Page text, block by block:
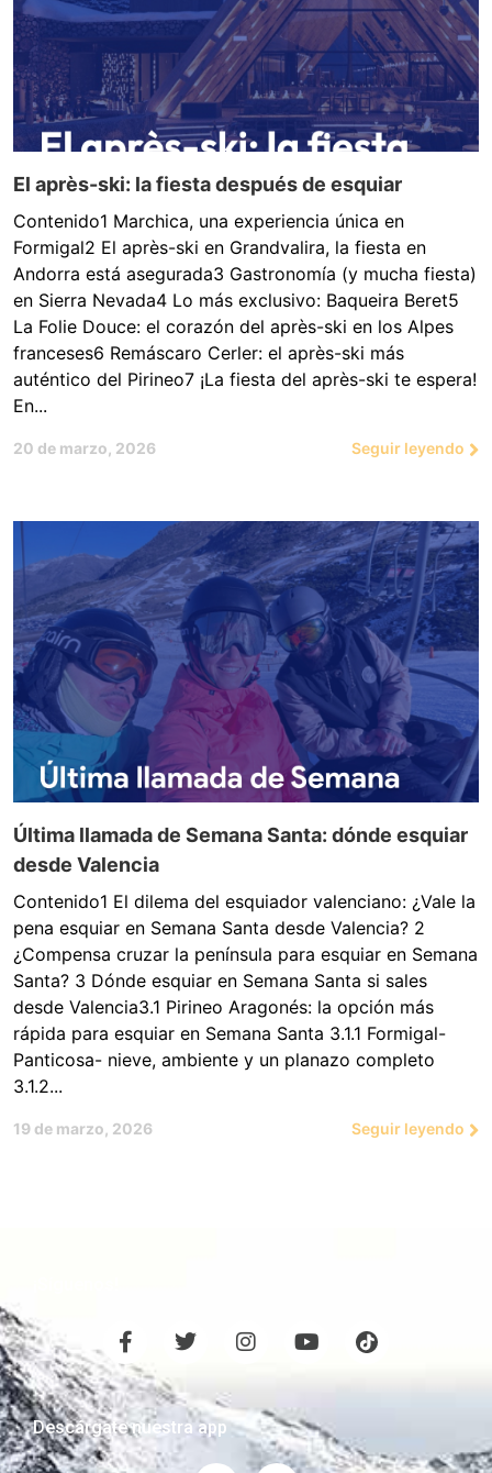
El après-ski: la fiesta después de esquiar
Contenido1 Marchica, una experiencia única en
Formigal2 El après-ski en Grandvalira, la fiesta en
Andorra está asegurada3 Gastronomía (y mucha fiesta)
en Sierra Nevada4 Lo más exclusivo: Baqueira Beret5
La Folie Douce: el corazón del après-ski en los Alpes
franceses6 Remáscaro Cerler: el après-ski más
auténtico del Pirineo7 ¡La fiesta del après-ski te espera!
En...
20 de marzo, 2026 Seguir leyendo
Última llamada de Semana Santa: dónde esquiar
desde Valencia
Contenido1 El dilema del esquiador valenciano: ¿Vale la
pena esquiar en Semana Santa desde Valencia? 2
¿Compensa cruzar la península para esquiar en Semana
Santa? 3 Dónde esquiar en Semana Santa si sales
desde Valencia3.1 Pirineo Aragonés: la opción más
rápida para esquiar en Semana Santa 3.1.1 Formigal-
Panticosa- nieve, ambiente y un planazo completo
3.1.2...
19 de marzo, 2026 Seguir leyendo
Descárgate nuestra app